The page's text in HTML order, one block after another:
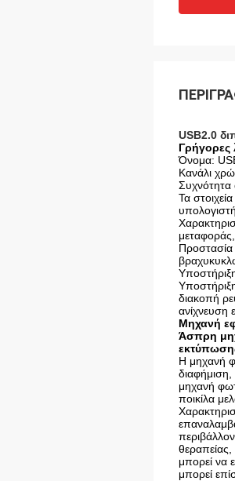
USB2.0
Γρήγορες
Όνομα:
Κανάλι
Συχνότητα
Τα
υπολογιστή.
διακοπή
ανίχνευση
Μηχανή
Άσπρη
Η μηχανή
μηχανή
ποικίλα
μπορεί να
μπορεί